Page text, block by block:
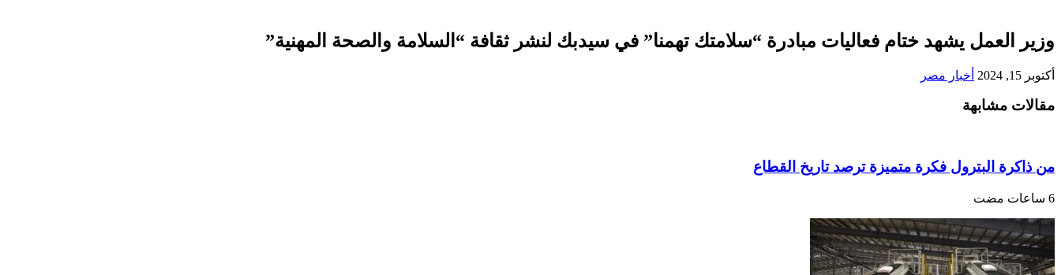
وزير العمل يشهد ختام فعاليات مبادرة “سلامتك تهمنا” في سيدبك لنشر ثقافة “السلامة والصحة المهنية”
أكتوبر 15, 2024 أخبار مصر
مقالات مشابهة
من ذاكرة البترول فكرة متميزة ترصد تاريخ القطاع